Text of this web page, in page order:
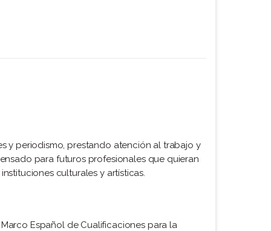
y periodismo, prestando atención al trabajo y
para futuros profesionales que quieran
culturales y artísticas.
Español de Cualificaciones para la